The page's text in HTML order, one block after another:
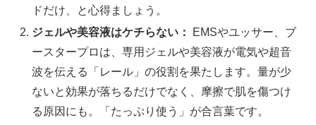
ドだけ、と心得ましょう。
ジェルや美容液はケチらない：
EMSやユッサー、ブ
ースタープロは、専用ジェルや美容液が電気や超音
波を伝える「レール」の役割を果たします。量が少
ないと効果が落ちるだけでなく、摩擦で肌を傷つけ
る原因にも。「たっぷり使う」が合言葉です。